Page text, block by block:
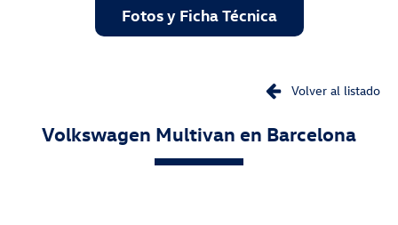
Fotos y Ficha Técnica
Volkswagen Multivan en Barcelona
Volver al listado